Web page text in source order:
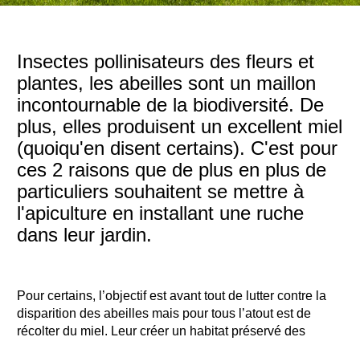
Insectes pollinisateurs des fleurs et
plantes, les abeilles sont un maillon
incontournable de la biodiversité. De
plus, elles produisent un excellent miel
(quoiqu'en disent certains). C'est pour
ces 2 raisons que de plus en plus de
particuliers souhaitent se mettre à
l'apiculture en installant une ruche
dans leur jardin.
Pour certains, l’objectif est avant tout de lutter contre la
disparition des abeilles mais pour tous l’atout est de
récolter du miel. Leur créer un habitat préservé des